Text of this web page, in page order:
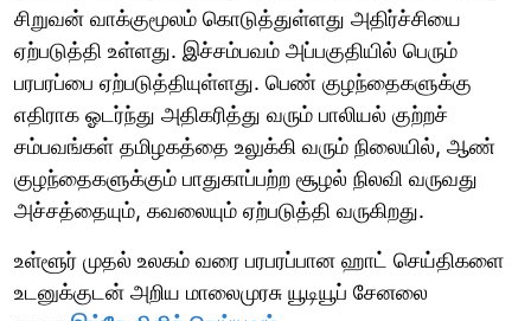
சிறுவன் வாக்குமூலம் கொடுத்துள்ளது அதிர்ச்சியை
ஏற்படுத்தி உள்ளது. இச்சம்பவம் அப்பகுதியில் பெரும்
பரபரப்பை ஏற்படுத்தியுள்ளது. பெண் குழந்தைகளுக்கு
எதிராக ஓடர்ந்து அதிகரித்து வரும் பாலியல் குற்றச்
சம்பவங்கள் தமிழகத்தை உலுக்கி வரும் நிலையில், ஆண்
குழந்தைகளுக்கும் பாதுகாப்பற்ற சூழல் நிலவி வருவது
அச்சத்தையும், கவலையும் ஏற்படுத்தி வருகிறது.
உள்ளூர் முதல் உலகம் வரை பரபரப்பான ஹாட் செய்திகளை
உடனுக்குடன் அறிய மாலைமுரசு யூடியூப் சேனலை